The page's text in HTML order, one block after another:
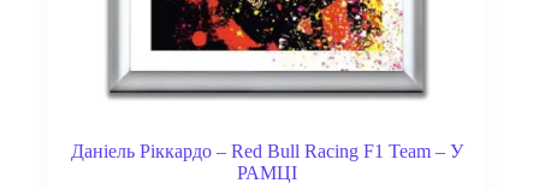
Даніель Ріккардо – Red Bull Racing F1 Team – У
РАМЦІ